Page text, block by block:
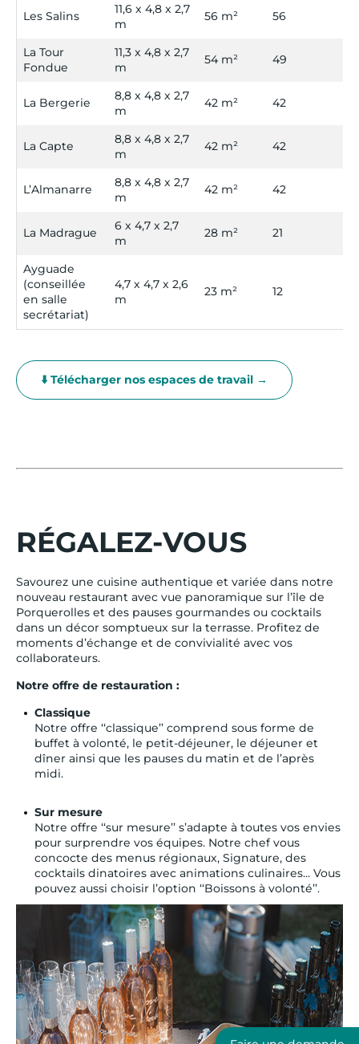
Les Salins
11,6 x 4,8 x 2,7
m
56 m² 56
La Tour
Fondue
11,3 x 4,8 x 2,7
m
54 m² 49
La Bergerie
8,8 x 4,8 x 2,7
m
42 m² 42
La Capte
8,8 x 4,8 x 2,7
m
42 m² 42
L’Almanarre
8,8 x 4,8 x 2,7
m
42 m² 42
La Madrague
6 x 4,7 x 2,7
m
28 m² 21
Ayguade
(conseillée
en salle
secrétariat)
4,7 x 4,7 x 2,6
m
23 m² 12
⬇️ Télécharger nos espaces de travail →
RÉGALEZ-VOUS
Savourez une cuisine authentique et variée dans notre
nouveau restaurant avec vue panoramique sur l’île de
Porquerolles et des pauses gourmandes ou cocktails
dans un décor somptueux sur la terrasse. Profitez de
moments d’échange et de convivialité avec vos
collaborateurs.
Notre offre de restauration :
Classique
Notre offre ‘‘classique’’ comprend sous forme de
buffet à volonté, le petit-déjeuner, le déjeuner et
dîner ainsi que les pauses du matin et de l’après
midi.
Sur mesure
Notre offre ‘‘sur mesure’’ s’adapte à toutes vos envies
pour surprendre vos équipes. Notre chef vous
concocte des menus régionaux, Signature, des
cocktails dinatoires avec animations culinaires... Vous
pouvez aussi choisir l’option ‘‘Boissons à volonté’’.